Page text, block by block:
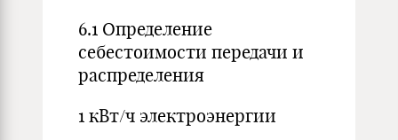
6.1 Определение
себестоимости передачи и
распределения
1 кВт/ч электроэнергии